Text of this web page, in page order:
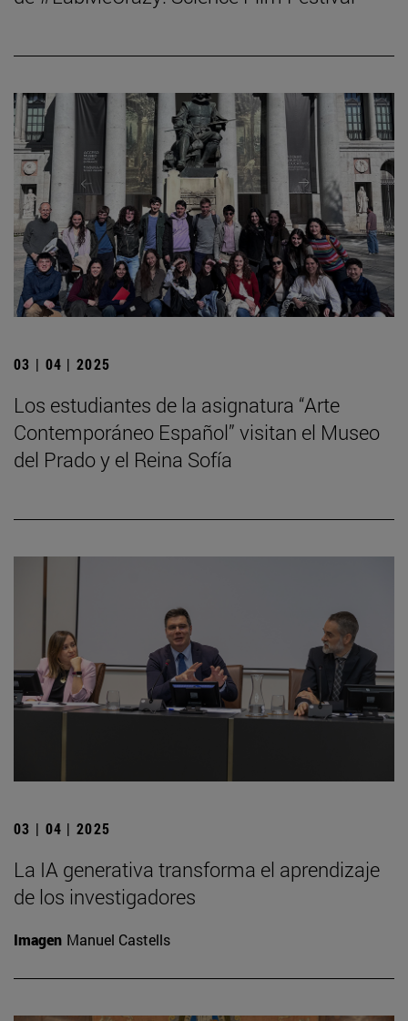
03 | 04 | 2025
Los estudiantes de la asignatura “Arte
Contemporáneo Español” visitan el Museo
del Prado y el Reina Sofía
03 | 04 | 2025
La IA generativa transforma el aprendizaje
de los investigadores
Imagen Manuel Castells